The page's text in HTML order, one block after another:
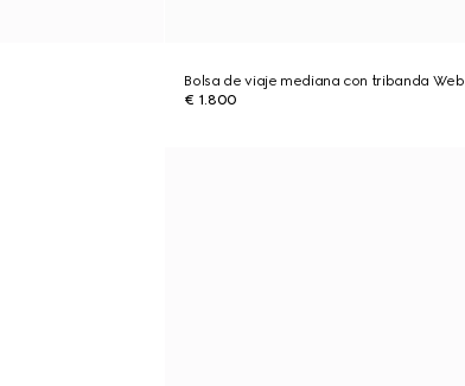
Bolsa de viaje mediana con tribanda Web
€ 1.800